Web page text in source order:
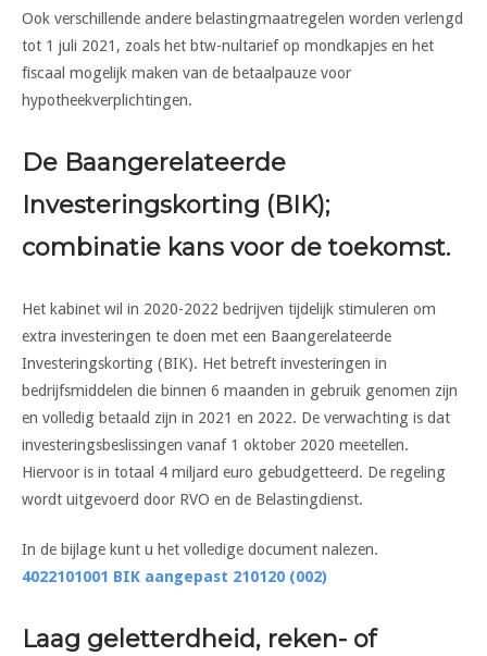
Ook verschillende andere belastingmaatregelen worden verlengd
tot 1 juli 2021, zoals het btw-nultarief op mondkapjes en het
fiscaal mogelijk maken van de betaalpauze voor
hypotheekverplichtingen.
De Baangerelateerde
Investeringskorting (BIK);
combinatie kans voor de toekomst.
Het kabinet wil in 2020-2022 bedrijven tijdelijk stimuleren om
extra investeringen te doen met een Baangerelateerde
Investeringskorting (BIK). Het betreft investeringen in
bedrijfsmiddelen die binnen 6 maanden in gebruik genomen zijn
en volledig betaald zijn in 2021 en 2022. De verwachting is dat
investeringsbeslissingen vanaf 1 oktober 2020 meetellen.
Hiervoor is in totaal 4 miljard euro gebudgetteerd. De regeling
wordt uitgevoerd door RVO en de Belastingdienst.
In de bijlage kunt u het volledige document nalezen.
4022101001 BIK aangepast 210120 (002)
Laag geletterdheid, reken- of